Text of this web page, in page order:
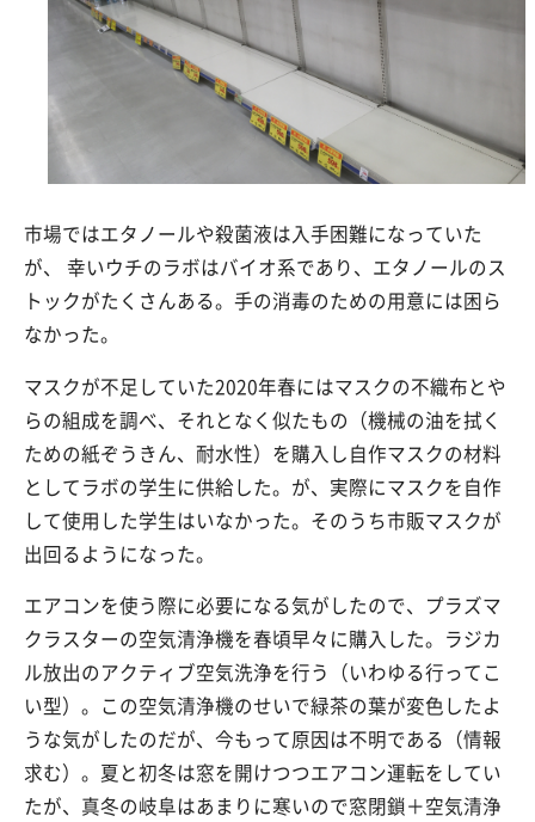
市場ではエタノールや殺菌液は入手困難になっていた
が、 幸いウチのラボはバイオ系であり、エタノールのス
トックがたくさんある。手の消毒のための用意には困ら
なかった。
マスクが不足していた2020年春にはマスクの不織布とや
らの組成を調べ、それとなく似たもの（機械の油を拭く
ための紙ぞうきん、耐水性）を購入し自作マスクの材料
としてラボの学生に供給した。が、実際にマスクを自作
して使用した学生はいなかった。そのうち市販マスクが
出回るようになった。
エアコンを使う際に必要になる気がしたので、プラズマ
クラスターの空気清浄機を春頃早々に購入した。ラジカ
ル放出のアクティブ空気洗浄を行う（いわゆる行ってこ
い型）。この空気清浄機のせいで緑茶の葉が変色したよ
うな気がしたのだが、今もって原因は不明である（情報
求む）。夏と初冬は窓を開けつつエアコン運転をしてい
たが、真冬の岐阜はあまりに寒いので窓閉鎖＋空気清浄